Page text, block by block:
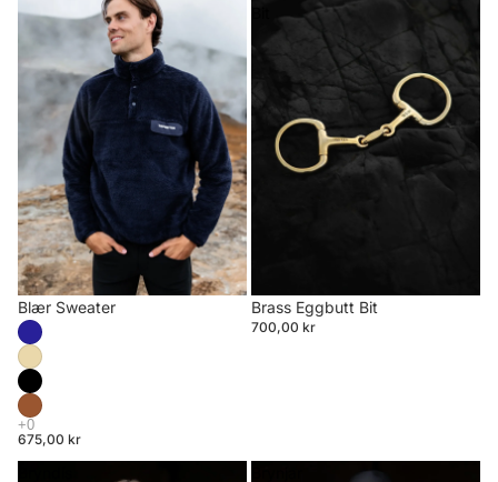
Blær Sweater
675,00 kr
Brass Eggbutt Bit
700,00 kr